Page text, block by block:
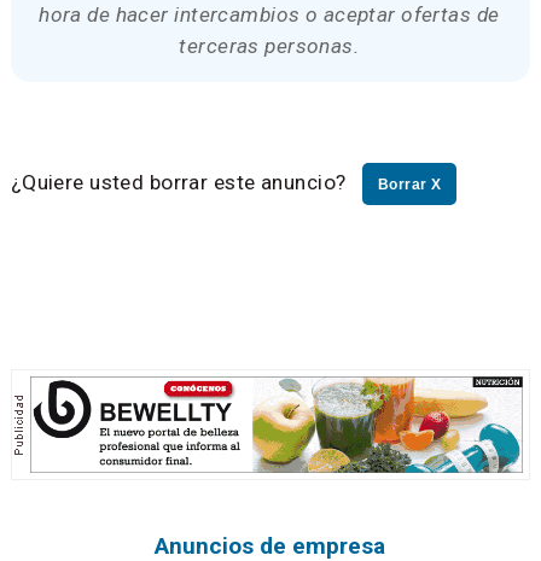
hora de hacer intercambios o aceptar ofertas de
terceras personas.
¿Quiere usted borrar este anuncio? Borrar X
Anuncios de empresa